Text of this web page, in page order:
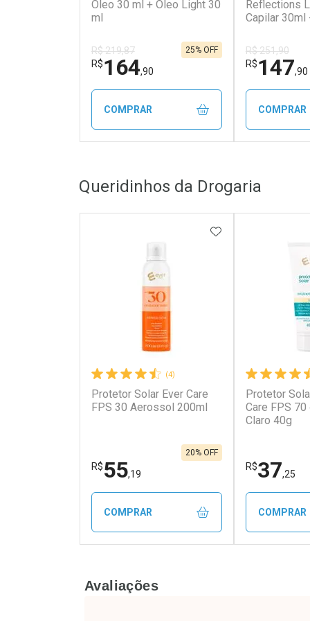
Oleo 30 ml + Oleo Light 30
ml
R$ 219,87
R$164,90
25% OFF
COMPRAR
Laboratório
Ativar Desconto
Por R$ 164,90/cada
Por Menos
Por R$ 164,90/cada
Reflections
Capilar 30ml
R$ 251,90
R$147,90
COMPRAR
Ativar
Por R$
Por
Por R$
Queridinhos da Drogaria
(4)
Protetor Solar Ever Care
FPS 30 Aerossol 200ml
R$55,19
20% OFF
ADICIONAR AOS
COMPRAR
Laboratório
Por Menos
Protetor
Care FPS 70
Claro 40g
R$37,25
COMPRAR
Avaliações